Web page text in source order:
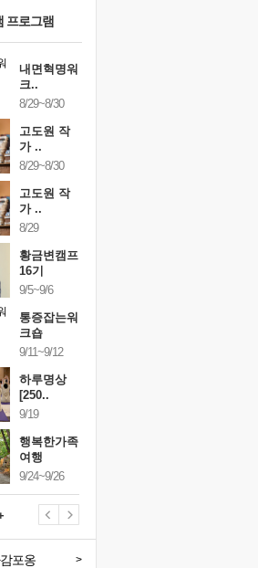
귀를 열고 마음을 내어주고
프로그램
내면혁명워
크..
8/29~8/30
고도원 작
가 ..
8/29~8/30
고도원 작
가 ..
8/29
황금변캠프
16기
9/5~9/6
통증잡는워
크숍
9/11~9/12
하루명상
[250..
9/19
행복한가족
여행
9/24~9/26
포옹 >